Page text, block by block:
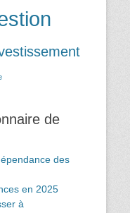
de
des
en 2025
à